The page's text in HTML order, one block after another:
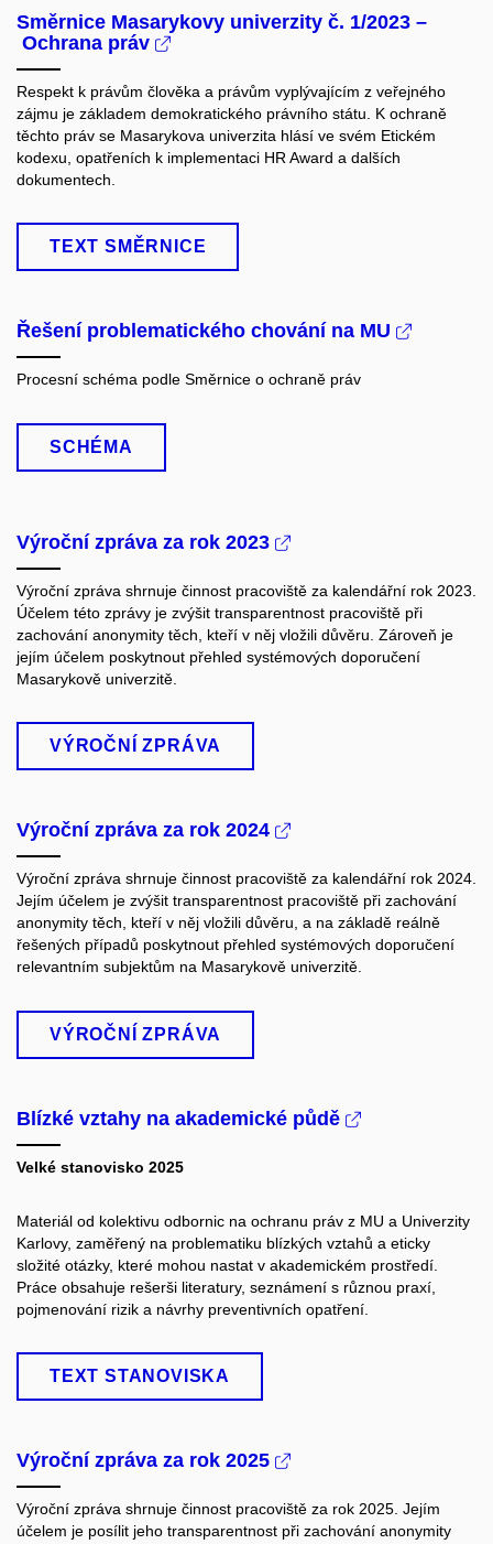
Směrnice Masarykovy univerzity č. 1/2023 –
Ochrana práv
Respekt k právům člověka a právům vyplývajícím z veřejného
zájmu je základem demokratického právního státu. K ochraně
těchto práv se Masarykova univerzita hlásí ve svém Etickém
kodexu, opatřeních k implementaci HR Award a dalších
dokumentech.
TEXT SMĚRNICE
Řešení problematického chování na MU
Procesní schéma podle Směrnice o ochraně práv
SCHÉMA
Výroční zpráva za rok 2023
Výroční zpráva shrnuje činnost pracoviště za kalendářní rok 2023.
Účelem této zprávy je zvýšit transparentnost pracoviště při
zachování anonymity těch, kteří v něj vložili důvěru. Zároveň je
jejím účelem poskytnout přehled systémových doporučení
Masarykově univerzitě.
VÝROČNÍ ZPRÁVA
Výroční zpráva za rok 2024
Výroční zpráva shrnuje činnost pracoviště za kalendářní rok 2024.
Jejím účelem je zvýšit transparentnost pracoviště při zachování
anonymity těch, kteří v něj vložili důvěru, a na základě reálně
řešených případů poskytnout přehled systémových doporučení
relevantním subjektům na Masarykově univerzitě.
VÝROČNÍ ZPRÁVA
Blízké vztahy na akademické půdě
Velké stanovisko 2025
Materiál od kolektivu odbornic na ochranu práv z MU a Univerzity
Karlovy, zaměřený na problematiku blízkých vztahů a eticky
složité otázky, které mohou nastat v akademickém prostředí.
Práce obsahuje rešerši literatury, seznámení s různou praxí,
pojmenování rizik a návrhy preventivních opatření.
TEXT STANOVISKA
Výroční zpráva za rok 2025
Výroční zpráva shrnuje činnost pracoviště za rok 2025. Jejím
účelem je posílit jeho transparentnost při zachování anonymity